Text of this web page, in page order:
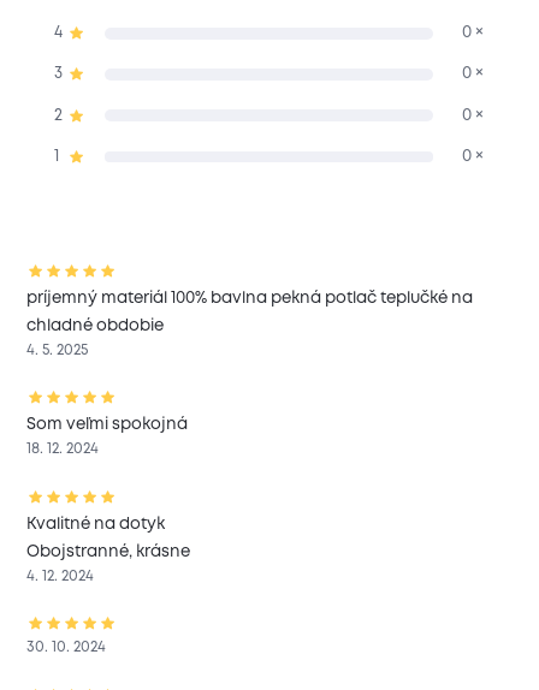
4 0 ×
3 0 ×
2 0 ×
0 ×
príjemný materiál 100% bavlna pekná potlač teplučké na
chladné obdobie
4. 5. 2025
Som veľmi spokojná
18. 12. 2024
Kvalitné na dotyk
Obojstranné, krásne
4. 12. 2024
30. 10. 2024